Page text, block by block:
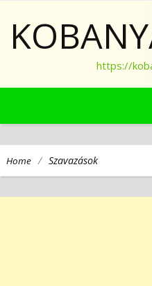
https://
Home / Szavazások